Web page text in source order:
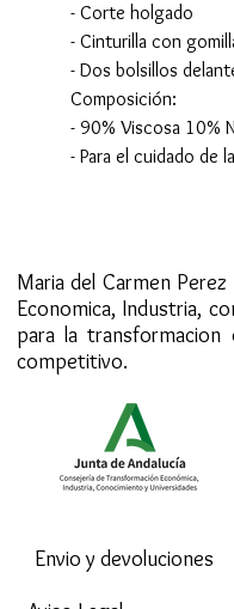
- Corte holgado
- Cinturilla con
- Dos bolsillos
Composición:
- 90% Viscosa 10%
- Para el cuidado de
Maria del Carmen
Economica, Industria,
para la
competitivo.
Envio y devoluciones